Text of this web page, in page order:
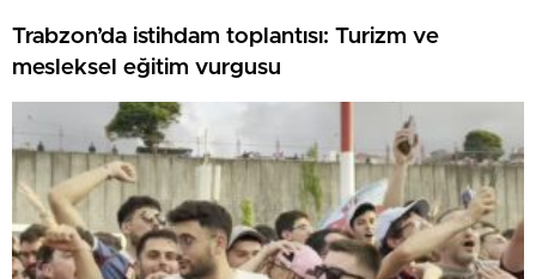
Trabzon’da istihdam toplantısı: Turizm ve
mesleksel eğitim vurgusu